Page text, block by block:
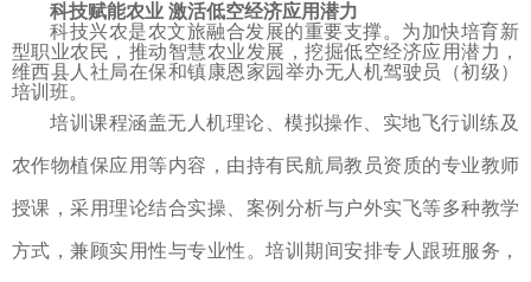
科技赋能农业 激活低空经济应用潜力
科技兴农是农文旅融合发展的重要支撑。为加快培育新
型职业农民，推动智慧农业发展，挖掘低空经济应用潜力，
维西县人社局在保和镇康恩家园举办无人机驾驶员（初级）
培训班。
培训课程涵盖无人机理论、模拟操作、实地飞行训练及
农作物植保应用等内容，由持有民航局教员资质的专业教师
授课，采用理论结合实操、案例分析与户外实飞等多种教学
方式，兼顾实用性与专业性。培训期间安排专人跟班服务，